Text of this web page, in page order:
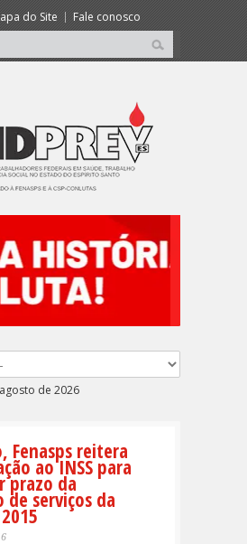
do Site Fale conosco
de 2026
Fenasps reitera
ao INSS para
prazo da
de serviços da